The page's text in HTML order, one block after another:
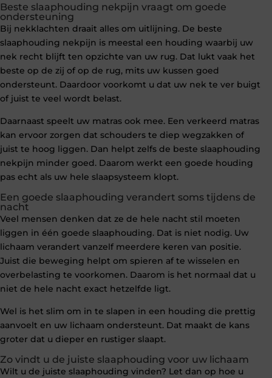
Beste slaaphouding nekpijn vraagt om goede
ondersteuning
Bij nekklachten draait alles om uitlijning. De beste
slaaphouding nekpijn is meestal een houding waarbij uw
nek recht blijft ten opzichte van uw rug. Dat lukt vaak het
beste op de zij of op de rug, mits uw kussen goed
ondersteunt. Daardoor voorkomt u dat uw nek te ver buigt
of juist te veel wordt belast.
Daarnaast speelt uw matras ook mee. Een verkeerd matras
kan ervoor zorgen dat schouders te diep wegzakken of
juist te hoog liggen. Dan helpt zelfs de beste slaaphouding
nekpijn minder goed. Daarom werkt een goede houding
pas echt als uw hele slaapsysteem klopt.
Een goede slaaphouding verandert soms tijdens de
nacht
Veel mensen denken dat ze de hele nacht stil moeten
liggen in één goede slaaphouding. Dat is niet nodig. Uw
lichaam verandert vanzelf meerdere keren van positie.
Juist die beweging helpt om spieren af te wisselen en
overbelasting te voorkomen. Daarom is het normaal dat u
niet de hele nacht exact hetzelfde ligt.
Wel is het slim om in te slapen in een houding die prettig
aanvoelt en uw lichaam ondersteunt. Dat maakt de kans
groter dat u dieper en rustiger slaapt.
Zo vindt u de juiste slaaphouding voor uw lichaam
Wilt u de juiste slaaphouding vinden? Let dan op hoe u